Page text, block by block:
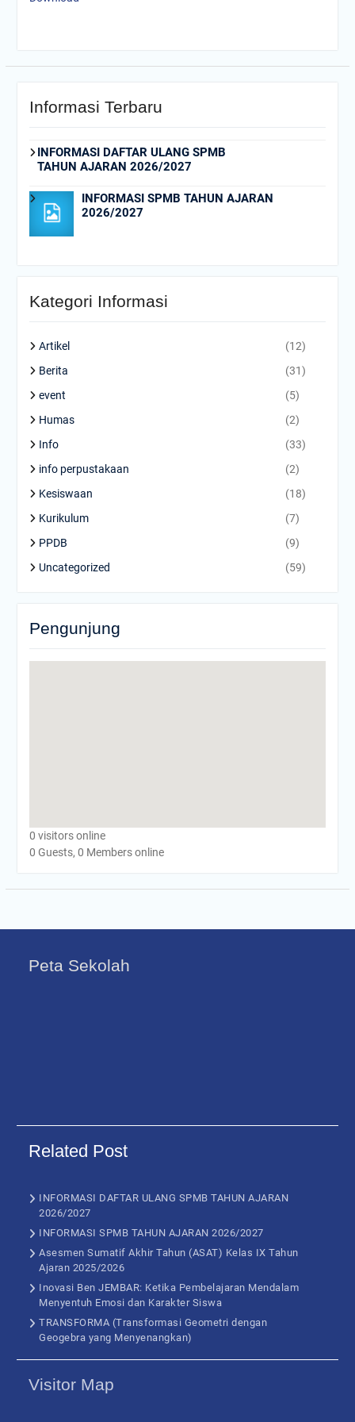
Informasi Terbaru
INFORMASI DAFTAR ULANG SPMB
TAHUN AJARAN 2026/2027
INFORMASI SPMB TAHUN AJARAN
2026/2027
Kategori Informasi
Artikel
(12)
Berita
(31)
event
(5)
Humas
(2)
Info
(33)
info perpustakaan
(2)
Kesiswaan
(18)
Kurikulum
(7)
PPDB
(9)
Uncategorized
(59)
Pengunjung
0 visitors online
0 Guests, 0 Members online
Peta Sekolah
Related Post
INFORMASI DAFTAR ULANG SPMB TAHUN AJARAN
2026/2027
INFORMASI SPMB TAHUN AJARAN 2026/2027
Asesmen Sumatif Akhir Tahun (ASAT) Kelas IX Tahun
Ajaran 2025/2026
Inovasi Ben JEMBAR: Ketika Pembelajaran Mendalam
Menyentuh Emosi dan Karakter Siswa
TRANSFORMA (Transformasi Geometri dengan
Geogebra yang Menyenangkan)
Visitor Map